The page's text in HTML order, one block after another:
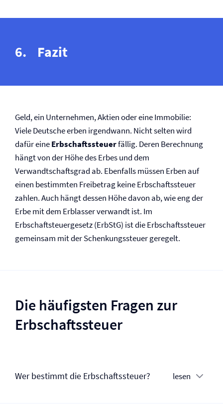
Fazit
Geld, ein Unternehmen, Aktien oder eine Immobilie:
Viele Deutsche erben irgendwann. Nicht selten wird
dafür eineErbschaftssteuerfällig. Deren Berechnung
hängt von der Höhe des Erbes und dem
Verwandtschaftsgrad ab. Ebenfalls müssen Erben auf
einen bestimmten Freibetrag keine Erbschaftssteuer
zahlen. Auch hängt dessen Höhe davon ab, wie eng der
Erbe mit dem Erblasser verwandt ist. Im
Erbschaftsteuergesetz (ErbStG) ist die Erbschaftssteuer
gemeinsam mit der Schenkungssteuer geregelt.
Die häufigsten Fragen zur
Erbschaftssteuer
Wer bestimmt die Erbschaftssteuer? lesen